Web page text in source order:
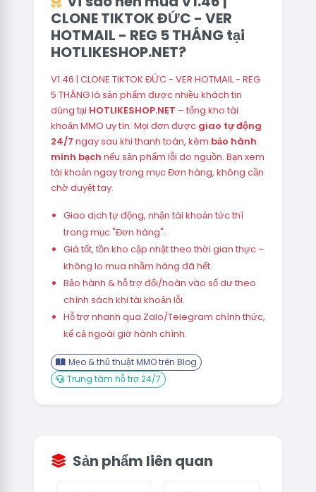
CLONE TIKTOK ĐỨC - VER
HOTMAIL - REG 5 THÁNG tại
HOTLIKESHOP.NET?
V1.46 | CLONE TIKTOK ĐỨC - VER HOTMAIL - REG
5 THÁNG là sản phẩm được nhiều khách tin
dùng tại HOTLIKESHOP.NET – tổng kho tài
khoản MMO uy tín. Mọi đơn được giao tự động
24/7 ngay sau khi thanh toán, kèm bảo hành
minh bạch nếu sản phẩm lỗi do nguồn. Bạn xem
tài khoản ngay trong mục Đơn hàng, không cần
chờ duyệt tay.
Giao dịch tự động, nhận tài khoản tức thì
trong mục "Đơn hàng".
Giá tốt, tồn kho cập nhật theo thời gian thực –
không lo mua nhầm hàng đã hết.
Bảo hành & hỗ trợ đổi/hoàn vào số dư theo
chính sách khi tài khoản lỗi.
Hỗ trợ nhanh qua Zalo/Telegram chính thức,
kể cả ngoài giờ hành chính.
Mẹo & thủ thuật MMO trên Blog
Trung tâm hỗ trợ 24/7
Sản phẩm liên quan